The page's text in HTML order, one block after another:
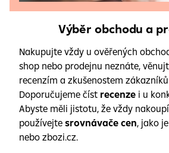
Výběr obchodu a
Nakupujte vždy u ověřených
shop nebo prodejnu neznáte,
recenzím a zkušenostem
Doporučujeme číst recenze i u
Abyste měli jistotu, že vždy
používejte srovnávače cen, jako
nebo zbozi.cz.